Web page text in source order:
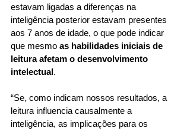
estavam ligadas a diferenças na
inteligência posterior estavam presentes
aos 7 anos de idade, o que pode indicar
que mesmo as habilidades iniciais de
leitura afetam o desenvolvimento
intelectual.
“Se, como indicam nossos resultados, a
leitura influencia causalmente a
inteligência, as implicações para os